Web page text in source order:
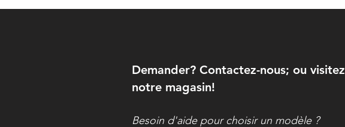
Demander? Contactez-nous; ou visitez
notre magasin!
Besoin d'aide pour choisir un modèle ?